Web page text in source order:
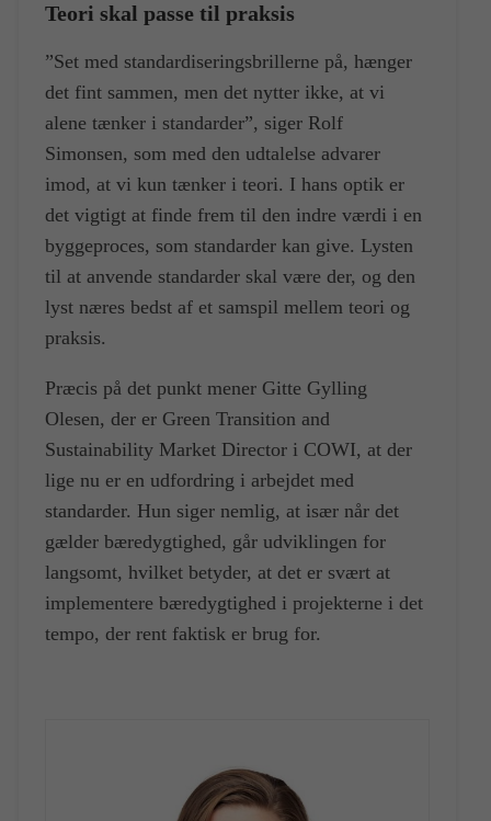
Teori skal passe til praksis
”Set med standardiseringsbrillerne på, hænger
det fint sammen, men det nytter ikke, at vi
alene tænker i standarder”, siger Rolf
Simonsen, som med den udtalelse advarer
imod, at vi kun tænker i teori. I hans optik er
det vigtigt at finde frem til den indre værdi i en
byggeproces, som standarder kan give. Lysten
til at anvende standarder skal være der, og den
lyst næres bedst af et samspil mellem teori og
praksis.
Præcis på det punkt mener Gitte Gylling
Olesen, der er Green Transition and
Sustainability Market Director i COWI, at der
lige nu er en udfordring i arbejdet med
standarder. Hun siger nemlig, at især når det
gælder bæredygtighed, går udviklingen for
langsomt, hvilket betyder, at det er svært at
implementere bæredygtighed i projekterne i det
tempo, der rent faktisk er brug for.